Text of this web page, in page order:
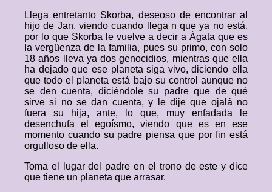
Llega entretanto Skorba, deseoso de encontrar al
hijo de Jan, viendo cuando llega n que ya no está,
por lo que Skorba le vuelve a decir a Ágata que es
la vergüenza de la familia, pues su primo, con solo
18 años lleva ya dos genocidios, mientras que ella
ha dejado que ese planeta siga vivo, diciendo ella
que todo el planeta está bajo su control aunque no
se den cuenta, diciéndole su padre que de qué
sirve si no se dan cuenta, y le dije que ojalá no
fuera su hija, ante, lo que, muy enfadada le
desenchufa el egoísmo, viendo que es en ese
momento cuando su padre piensa que por fin está
orgulloso de ella.
Toma el lugar del padre en el trono de este y dice
que tiene un planeta que arrasar.